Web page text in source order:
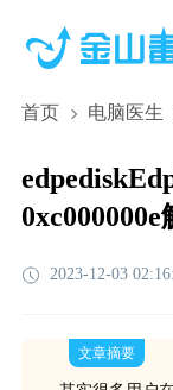
首页 电脑医生
2023-12-03
文章摘要